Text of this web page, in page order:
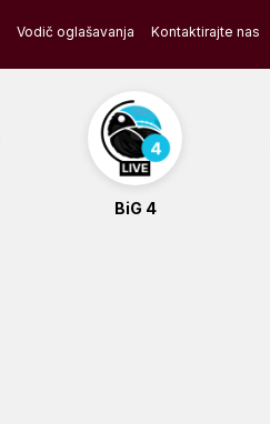
Vodič oglašavanja Kontaktirajte nas
BiG 4